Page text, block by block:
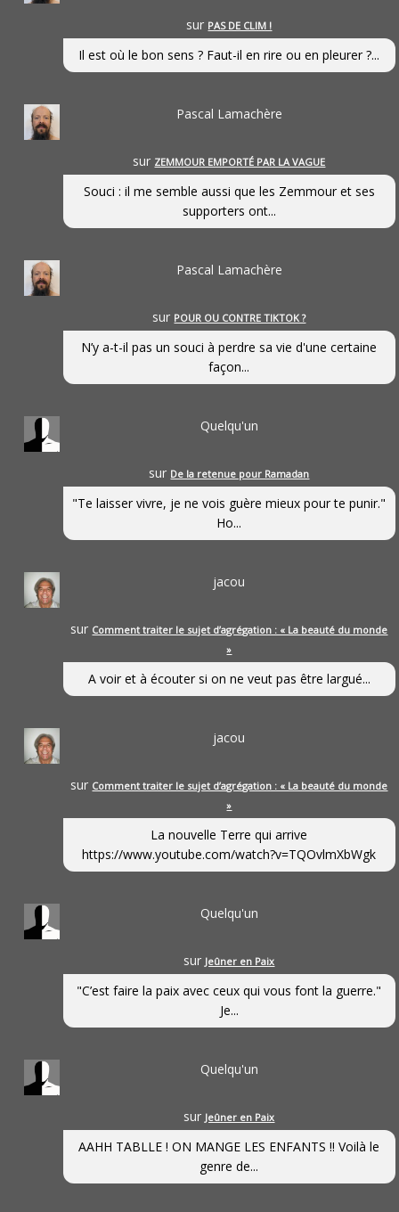
sur PAS DE CLIM !
Il est où le bon sens ? Faut-il en rire ou en pleurer ?...
Pascal Lamachère
sur ZEMMOUR EMPORTÉ PAR LA VAGUE
Souci : il me semble aussi que les Zemmour et ses
supporters ont...
Pascal Lamachère
sur POUR OU CONTRE TIKTOK ?
N’y a-t-il pas un souci à perdre sa vie d'une certaine
façon...
Quelqu'un
sur De la retenue pour Ramadan
"Te laisser vivre, je ne vois guère mieux pour te punir."
Ho...
jacou
sur Comment traiter le sujet d’agrégation : « La beauté du monde
»
A voir et à écouter si on ne veut pas être largué...
jacou
sur Comment traiter le sujet d’agrégation : « La beauté du monde
»
La nouvelle Terre qui arrive
https://www.youtube.com/watch?v=TQOvlmXbWgk
Quelqu'un
sur Jeûner en Paix
"C’est faire la paix avec ceux qui vous font la guerre."
Je...
Quelqu'un
sur Jeûner en Paix
AAHH TABLLE ! ON MANGE LES ENFANTS !! Voilà le
genre de...